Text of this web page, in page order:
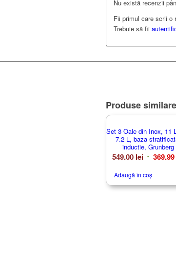
Nu există recenzii
Fii primul care scrii o
Trebuie să fii
Produse similare
Set 3 Oale din Inox, 11
7.2 L, baza
inductie, Grunberg
549.00lei Prețul
a
fost:
369.99
Adaugă în coș